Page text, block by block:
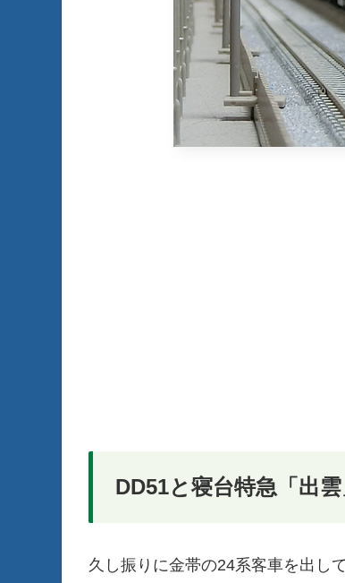
DD51と寝台特急「出雲
久し振りに金帯の24系客車を出し